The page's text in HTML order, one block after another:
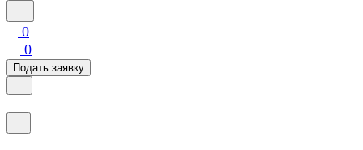
0
0
Подать заявку